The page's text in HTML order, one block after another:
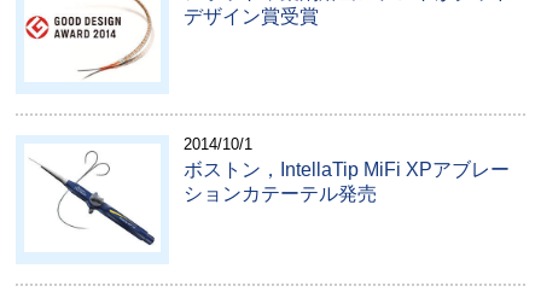
デザイン賞受賞
2014/10/1
ボストン，IntellaTip MiFi XPアブレー
ションカテーテル発売